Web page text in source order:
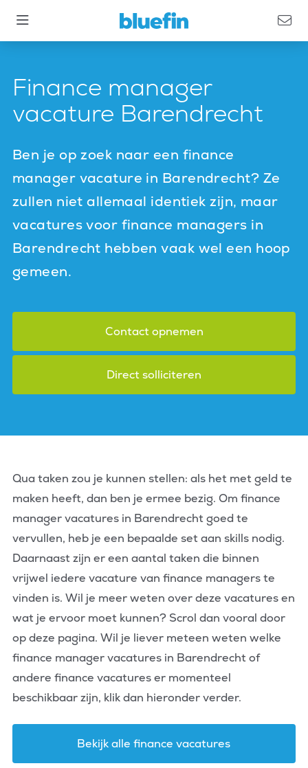
Finance manager
vacature Barendrecht
Ben je op zoek naar een finance
manager vacature in Barendrecht? Ze
zullen niet allemaal identiek zijn, maar
vacatures voor finance managers in
Barendrecht hebben vaak wel een hoop
gemeen.
Contact opnemen
Direct solliciteren
Qua taken zou je kunnen stellen: als het met geld te
maken heeft, dan ben je ermee bezig. Om finance
manager vacatures in Barendrecht goed te
vervullen, heb je een bepaalde set aan skills nodig.
Daarnaast zijn er een aantal taken die binnen
vrijwel iedere vacature van finance managers te
vinden is. Wil je meer weten over deze vacatures en
wat je ervoor moet kunnen? Scrol dan vooral door
op deze pagina. Wil je liever meteen weten welke
finance manager vacatures in Barendrecht of
andere finance vacatures er momenteel
beschikbaar zijn, klik dan hieronder verder.
Bekijk alle finance vacatures